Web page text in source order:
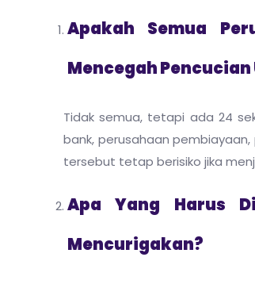
Apakah Semua
Mencegah Pencucian
Tidak semua, tetapi ada 24
bank, perusahaan
tersebut tetap berisiko jika
Apa Yang Harus
Mencurigakan?